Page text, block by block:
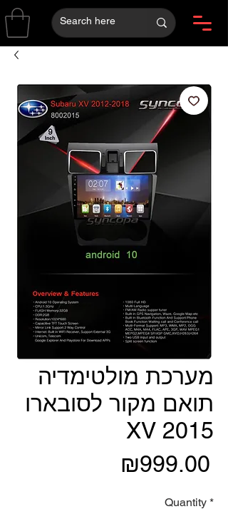
מערכת מולטימדיה
תואם מקור לסובארו
XV 2015
₪999.00
Quantity *